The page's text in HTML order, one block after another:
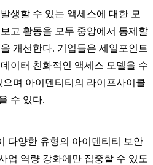
생할 수 있는 액세스에 대한 모
고 활동을 모두 중앙에서 통제할
개선한다. 기업들은 세일포인트
이터 친화적인 액세스 모델을 수
며 아이덴티티의 라이프사이클
수 있다.
다양한 유형의 아이덴티티 보안
업 역량 강화에만 집중할 수 있도